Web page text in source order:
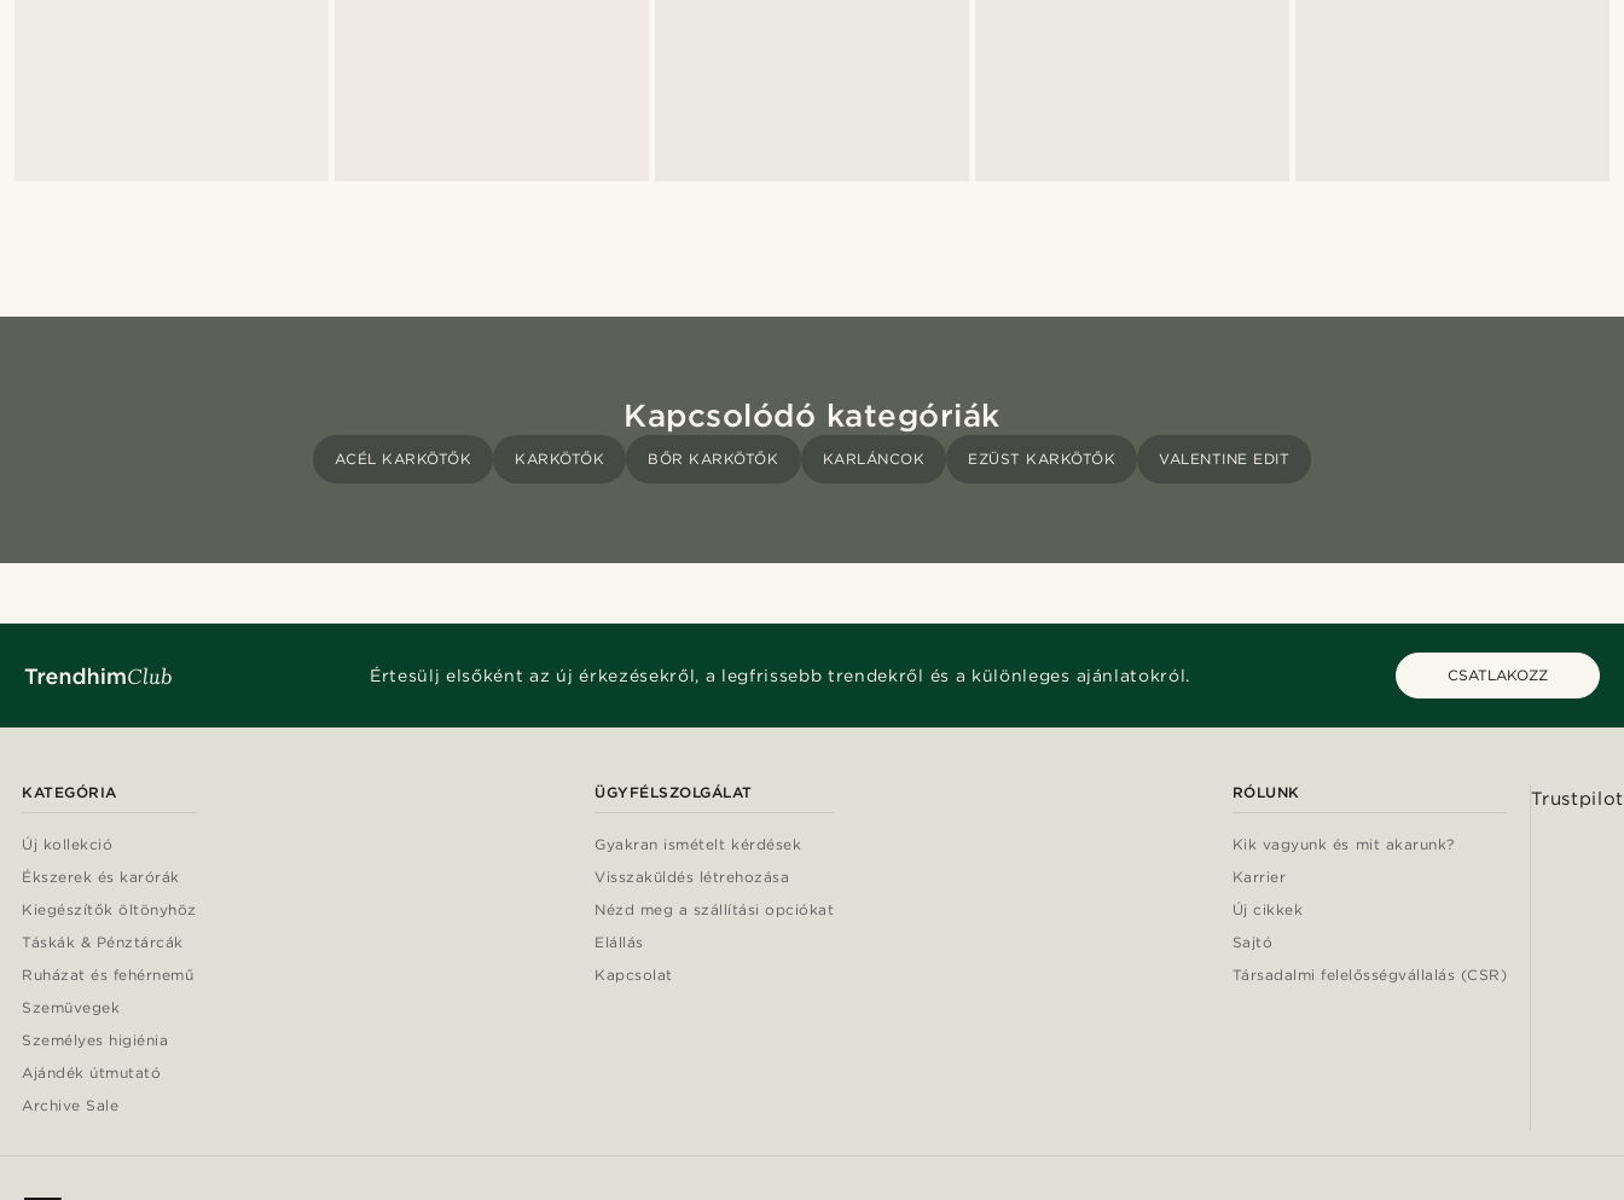
Kapcsolódó kategóriák
ACÉL KARKÖTŐK KARKÖTŐK BŐR KARKÖTŐK KARLÁNCOK EZÜST KARKÖTŐK VALENTINE EDIT
Értesülj elsőként az új érkezésekről, a legfrissebb trendekről és a különleges ajánlatokról. CSATLAKOZZ
KATEGÓRIA
Új kollekció
Ékszerek és karórák
Kiegészítők öltönyhöz
Táskák & Pénztárcák
Ruházat és fehérnemű
Szemüvegek
Személyes higiénia
Ajándék útmutató
Archive Sale
ÜGYFÉLSZOLGÁLAT
Gyakran ismételt kérdések
Visszaküldés létrehozása
Nézd meg a szállítási opciókat
Elállás
Kapcsolat
RÓLUNK
Kik vagyunk és mit akarunk?
Karrier
Új cikkek
Sajtó
Társadalmi felelősségvállalás (CSR)
Trustpilot